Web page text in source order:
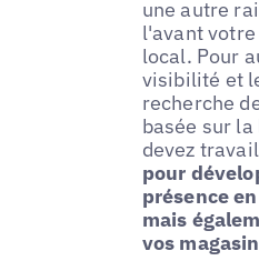
une autre
l'avant
local. Pour
visibilité et
recherche
basée sur
devez
pour
présence
mais
vos